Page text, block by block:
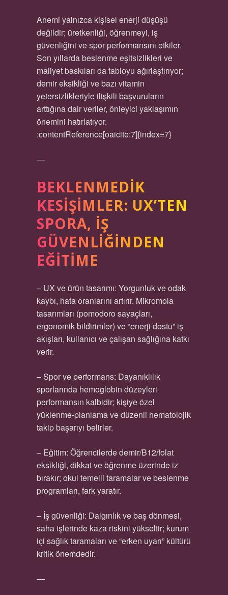
Anemi yalnızca kişisel enerji düşüşü
değildir; üretkenliği, öğrenmeyi, iş
güvenliğini ve spor performansını etkiler.
Son yıllarda beslenme eşitsizlikleri ve
maliyet baskıları da tabloyu ağırlaştırıyor;
demir eksikliği ve bazı vitamin
yetersizlikleriyle ilişkili başvuruların
arttığına dair veriler, önleyici yaklaşımın
önemini hatırlatıyor.
:contentReference[oaicite:7]{index=7}
—
BEKLENMEDIK
KESIŞIMLER: UX’TEN
SPORA, İŞ
GÜVENLIĞINDEN
EĞITIME
– UX ve ürün tasarımı: Yorgunluk ve odak
kaybı, hata oranlarını artırır. Mikromola
tasarımları (pomodoro sayaçları,
ergonomik bildirimler) ve “enerji dostu” iş
akışları, kullanıcı ve çalışan sağlığına katkı
verir.
– Spor ve performans: Dayanıklılık
sporlarında hemoglobin düzeyleri
performansın kalbidir; kişiye özel
yüklenme-planlama ve düzenli hematolojik
takip başarıyı belirler.
– Eğitim: Öğrencilerde demir/B12/folat
eksikliği, dikkat ve öğrenme üzerinde iz
bırakır; okul temelli taramalar ve beslenme
programları, fark yaratır.
– İş güvenliği: Dalgınlık ve baş dönmesi,
saha işlerinde kaza riskini yükseltir; kurum
içi sağlık taramaları ve “erken uyarı” kültürü
kritik önemdedir.
—